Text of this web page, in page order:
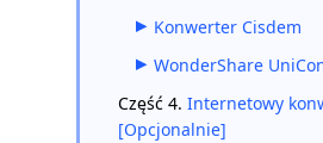
Konwerter Cisdem
WonderShare
Część 4. Internetowy
[Opcjonalnie]